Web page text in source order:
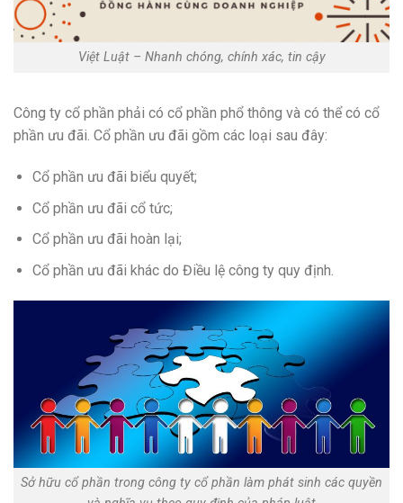
Việt Luật – Nhanh chóng, chính xác, tin cậy
Công ty cổ phần phải có cổ phần phổ thông và có thể có cổ
phần ưu đãi. Cổ phần ưu đãi gồm các loại sau đây:
Cổ phần ưu đãi biểu quyết;
Cổ phần ưu đãi cổ tức;
Cổ phần ưu đãi hoàn lại;
Cổ phần ưu đãi khác do Điều lệ công ty quy định.
Sở hữu cổ phần trong công ty cổ phần làm phát sinh các quyền